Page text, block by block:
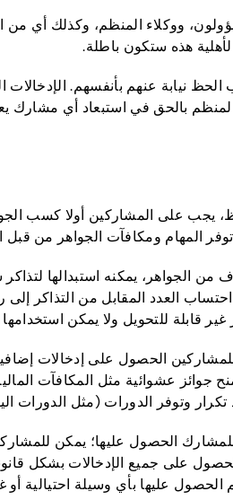
ووكلاء المنظم، وكذلك أي من
هذه ستكون باطلة.
عنهم بأنفسهم. الإدخالات
بالحق في استبعاد أي مشارك
على المشاركين أولا كسب
توفر المهام ومكافآت الجواهر من
الجواهر، يمكنه استبدالها
العدد المقابل من التذاكر
غير قابلة للتحويل ولا يمكن
الحصول على إدخالات
وتوفر الدورات (مثل الدورات
للمشارك الحصول عليها؛ يمكن
على حساب واحد (القسم 2.2)، ويجب الحصول